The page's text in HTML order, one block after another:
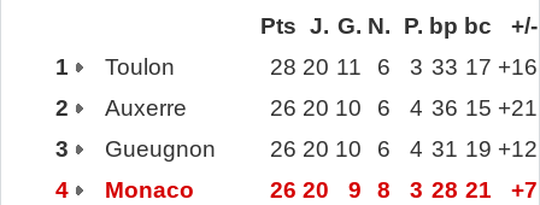
Pts J. G. N. P. bp bc
+/-
1
Toulon 28 20 11 6 3 33 17 +16
2
Auxerre 26 20 10 6 4 36 15 +21
3
Gueugnon 26 20 10 6 4 31 19 +12
4
Monaco 26 20 9 8 3 28 21
+7